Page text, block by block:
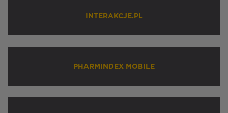
INTERAKCJE.PL
PHARMINDEX MOBILE